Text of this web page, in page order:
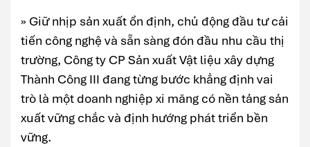
» Giữ nhịp sản xuất ổn định, chủ động đầu tư cải
tiến công nghệ và sẵn sàng đón đầu nhu cầu thị
trường, Công ty CP Sản xuất Vật liệu xây dựng
Thành Công III đang từng bước khẳng định vai
trò là một doanh nghiệp xi măng có nền tảng sản
xuất vững chắc và định hướng phát triển bền
vững.